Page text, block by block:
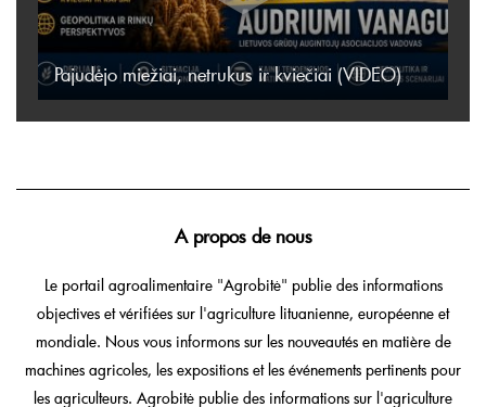
Pajudėjo miežiai, netrukus ir kviečiai (VIDEO)
A propos de nous
Le portail agroalimentaire "Agrobitė" publie des informations
objectives et vérifiées sur l'agriculture lituanienne, européenne et
mondiale. Nous vous informons sur les nouveautés en matière de
machines agricoles, les expositions et les événements pertinents pour
les agriculteurs. Agrobitė publie des informations sur l'agriculture